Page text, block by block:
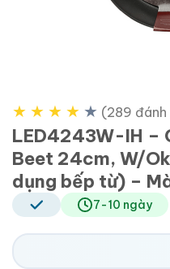
★ ★ ★ ★ ★ (289
LED4243W-IH –
Beet 24cm, W/
dụng bếp từ) –
7-10 ngày